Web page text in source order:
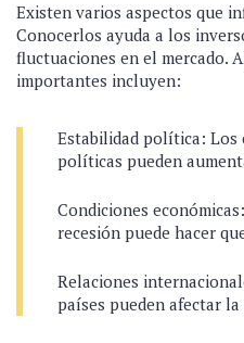
Existen varios aspectos que
Conocerlos ayuda a los
fluctuaciones en el mercado.
importantes incluyen:
Estabilidad política:
políticas pueden
Condiciones
recesión puede hacer
Relaciones
países pueden afectar